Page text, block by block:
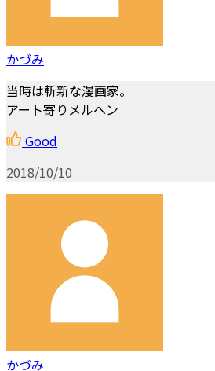
かづみ
当時は斬新な漫画家。
アート寄りメルヘン
Good
2018/10/10
かづみ